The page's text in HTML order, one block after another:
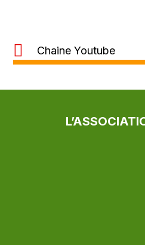
Chaine Youtube